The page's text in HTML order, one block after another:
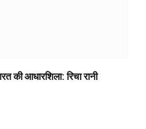
की आधारशिला: रिचा रानी